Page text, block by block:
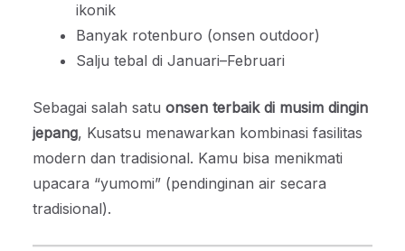
ikonik
Banyak rotenburo (onsen outdoor)
Salju tebal di Januari–Februari
Sebagai salah satu onsen terbaik di musim dingin
jepang, Kusatsu menawarkan kombinasi fasilitas
modern dan tradisional. Kamu bisa menikmati
upacara “yumomi” (pendinginan air secara
tradisional).